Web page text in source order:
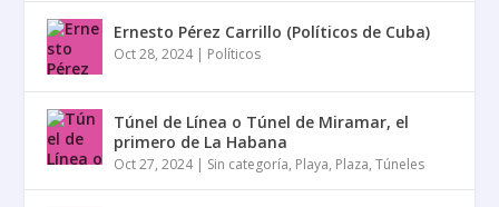
Ernesto Pérez Carrillo (Políticos de Cuba)
Oct 28, 2024| Políticos
Túnel de Línea o Túnel de Miramar, el
primero de La Habana
Oct 27, 2024| Sin categoría, Playa, Plaza,Túneles